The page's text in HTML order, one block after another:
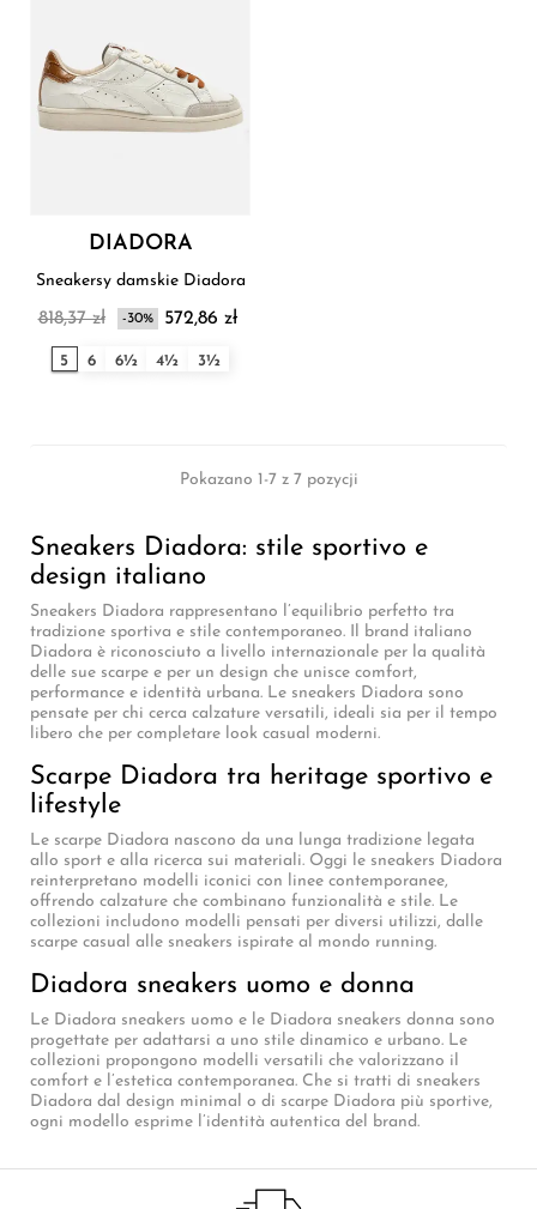
DIADORA
Sneakersy damskie Diadora
818,37 zł -30% 572,86 zł
5 6 6½ 4½ 3½
Pokazano 1-7 z 7 pozycji
Sneakers Diadora: stile sportivo e
design italiano
Sneakers Diadora rappresentano l’equilibrio perfetto tra
tradizione sportiva e stile contemporaneo. Il brand italiano
Diadora è riconosciuto a livello internazionale per la qualità
delle sue scarpe e per un design che unisce comfort,
performance e identità urbana. Le sneakers Diadora sono
pensate per chi cerca calzature versatili, ideali sia per il tempo
libero che per completare look casual moderni.
Scarpe Diadora tra heritage sportivo e
lifestyle
Le scarpe Diadora nascono da una lunga tradizione legata
allo sport e alla ricerca sui materiali. Oggi le sneakers Diadora
reinterpretano modelli iconici con linee contemporanee,
offrendo calzature che combinano funzionalità e stile. Le
collezioni includono modelli pensati per diversi utilizzi, dalle
scarpe casual alle sneakers ispirate al mondo running.
Diadora sneakers uomo e donna
Le Diadora sneakers uomo e le Diadora sneakers donna sono
progettate per adattarsi a uno stile dinamico e urbano. Le
collezioni propongono modelli versatili che valorizzano il
comfort e l’estetica contemporanea. Che si tratti di sneakers
Diadora dal design minimal o di scarpe Diadora più sportive,
ogni modello esprime l’identità autentica del brand.